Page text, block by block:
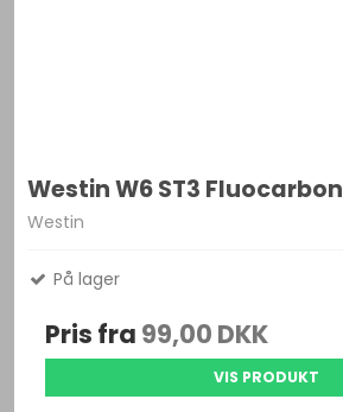
Westin W6 ST3 Fluocarbon
Westin
På lager
Pris fra 99,00 DKK
VIS PRODUKT